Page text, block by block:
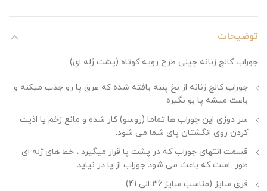
توضیحات
جوراب کالج زنانه چینی طرح رویه کوتاه (پشت ژله ای)
جوراب کالج زنانه از نخ پنبه بافته شده که عرق پا رو جذب میکنه و
باعث میشه پا بو نگیره
سر دوزی این جوراب ها تماما (روسو) کار شده و مانع زخم یا اذیت
کردن روی انگشتان پای شما می شود.
قسمت انتهای جوراب که در پشت پا قرار میگیرد ، خط های ژله ای
طور است که باعث می شود جوراب از پا در نیاید.
فری سایز (مناسب سایز 36 الی 41)